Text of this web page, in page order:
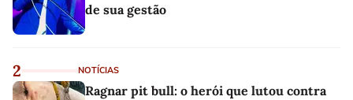
de sua gestão
2 NOTÍCIAS
Ragnar pit bull: o herói que lutou contra